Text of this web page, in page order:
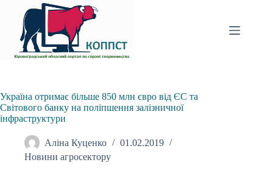
вмісту
Україна отримає більше 850 млн євро від ЄС та
Світового банку на поліпшення залізничної
інфраструктури
Аліна Куценко
01.02.2019
Новини агросектору